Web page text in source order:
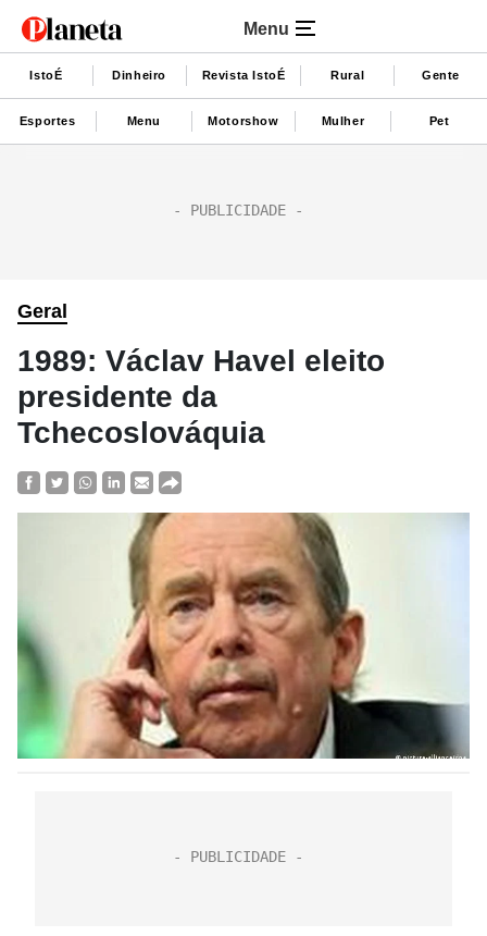
Menu
IstoÉ Dinheiro Revista IstoÉ Rural Gente
Esportes Menu Motorshow Mulher Pet
Geral
1989: Václav Havel eleito
presidente da
Tchecoslováquia